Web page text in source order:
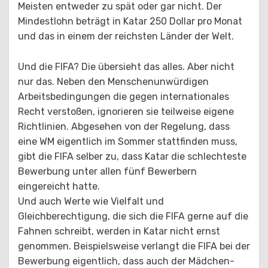
Meisten entweder zu spät oder gar nicht. Der
Mindestlohn beträgt in Katar 250 Dollar pro Monat
und das in einem der reichsten Länder der Welt.
Und die FIFA? Die übersieht das alles. Aber nicht
nur das. Neben den Menschenunwürdigen
Arbeitsbedingungen die gegen internationales
Recht verstoßen, ignorieren sie teilweise eigene
Richtlinien. Abgesehen von der Regelung, dass
eine WM eigentlich im Sommer stattfinden muss,
gibt die FIFA selber zu, dass Katar die schlechteste
Bewerbung unter allen fünf Bewerbern
eingereicht hatte.
Und auch Werte wie Vielfalt und
Gleichberechtigung, die sich die FIFA gerne auf die
Fahnen schreibt, werden in Katar nicht ernst
genommen. Beispielsweise verlangt die FIFA bei der
Bewerbung eigentlich, dass auch der Mädchen-